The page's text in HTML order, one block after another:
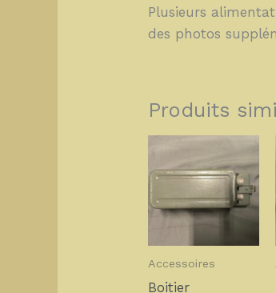
Plusieurs
des photos
Produits
Accessoires
Boitier